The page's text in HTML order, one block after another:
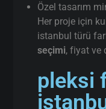
Özel tasarım
Her proje için
istanbul türü
seçimi, fiyat ve
pleksi